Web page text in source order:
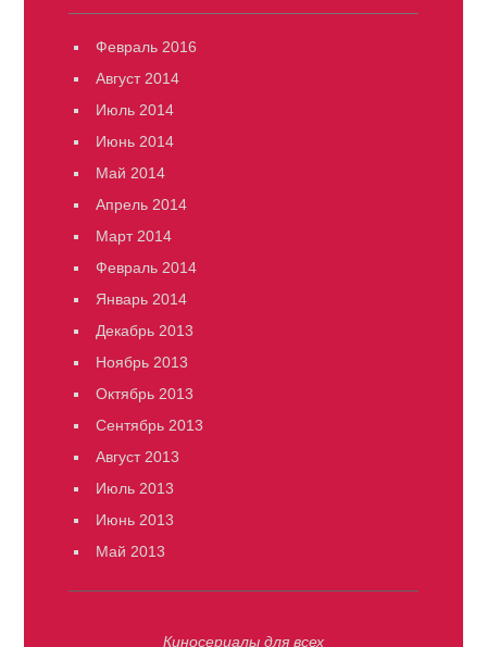
Февраль 2016
Август 2014
Июль 2014
Июнь 2014
Май 2014
Апрель 2014
Март 2014
Февраль 2014
Январь 2014
Декабрь 2013
Ноябрь 2013
Октябрь 2013
Сентябрь 2013
Август 2013
Июль 2013
Июнь 2013
Май 2013
Киносериалы для всех